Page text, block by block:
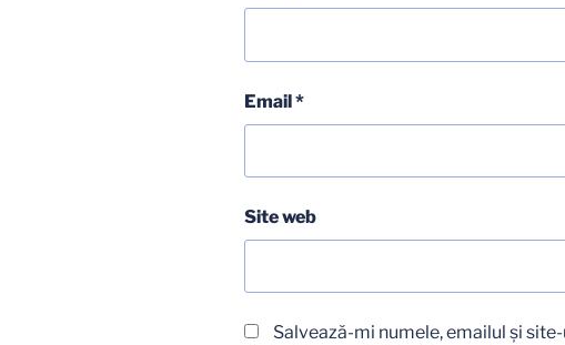
Email*
Site web
Salvează-mi numele, emailul și